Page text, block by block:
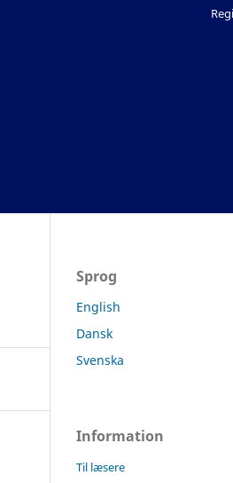
Sprog
English
Dansk
Svenska
Information
Til læsere